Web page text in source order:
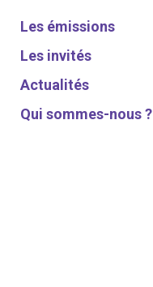
Les émissions
Les invités
Actualités
Qui sommes-nous ?